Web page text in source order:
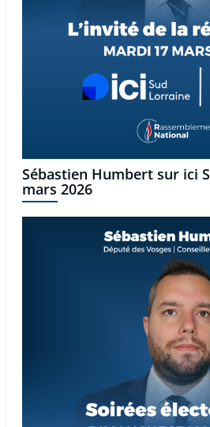
Sébastien Humbert sur ici
mars 2026